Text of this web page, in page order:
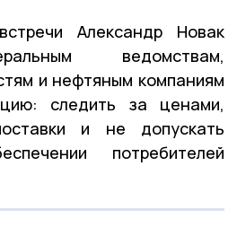
Александр Новак
ведомствам,
и нефтяным компаниям
следить за ценами,
и не допускать
потребителей